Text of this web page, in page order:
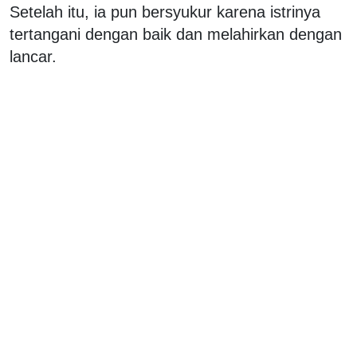
Setelah itu, ia pun bersyukur karena istrinya
tertangani dengan baik dan melahirkan dengan
lancar.